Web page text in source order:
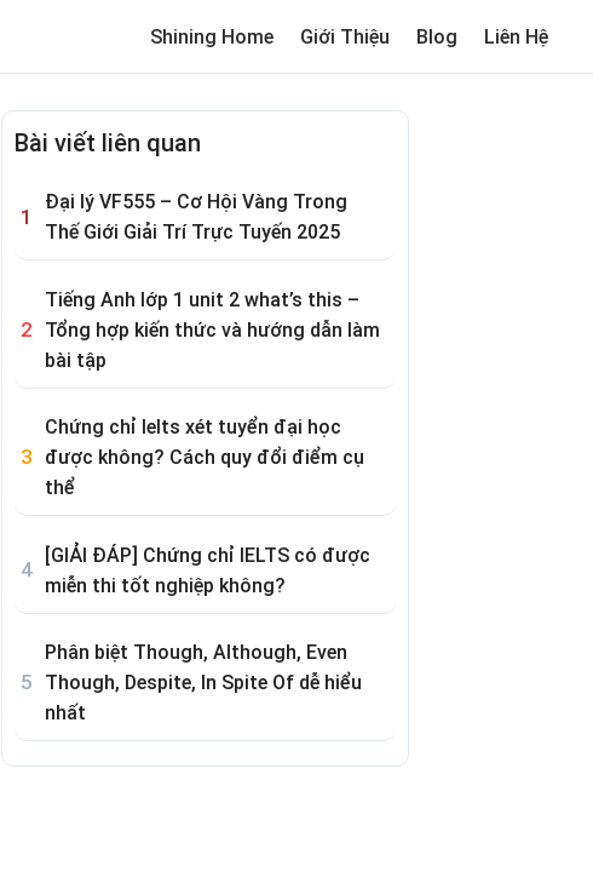
Shining Home Giới Thiệu Blog Liên Hệ
MemeReview trường cho bé
Bài viết liên quan
Đại lý VF555 – Cơ Hội Vàng Trong
Thế Giới Giải Trí Trực Tuyến 2025
Tiếng Anh lớp 1 unit 2 what’s this –
Tổng hợp kiến thức và hướng dẫn làm
bài tập
Chứng chỉ Ielts xét tuyển đại học
được không? Cách quy đổi điểm cụ
thể
[GIẢI ĐÁP] Chứng chỉ IELTS có được
miễn thi tốt nghiệp không?
Phân biệt Though, Although, Even
Though, Despite, In Spite Of dễ hiểu
nhất